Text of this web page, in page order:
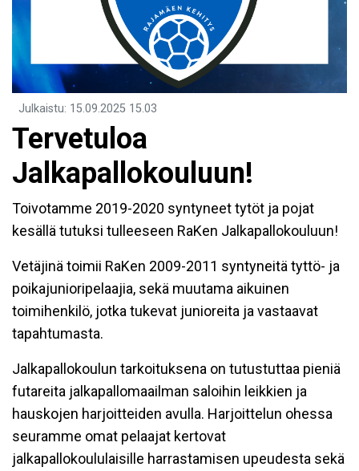
Julkaistu: 15.09.2025 15.03
Tervetuloa
Jalkapallokouluun!
Toivotamme 2019-2020 syntyneet tytöt ja pojat
kesällä tutuksi tulleeseen RaKen Jalkapallokouluun!
Vetäjinä toimii RaKen 2009-2011 syntyneitä tyttö- ja
poikajunioripelaajia, sekä muutama aikuinen
toimihenkilö, jotka tukevat junioreita ja vastaavat
tapahtumasta.
Jalkapallokoulun tarkoituksena on tutustuttaa pieniä
futareita jalkapallomaailman saloihin leikkien ja
hauskojen harjoitteiden avulla. Harjoittelun ohessa
seuramme omat pelaajat kertovat
jalkapallokoululaisille harrastamisen upeudesta sekä